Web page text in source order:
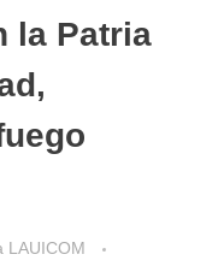
la Patria
LAUICOM